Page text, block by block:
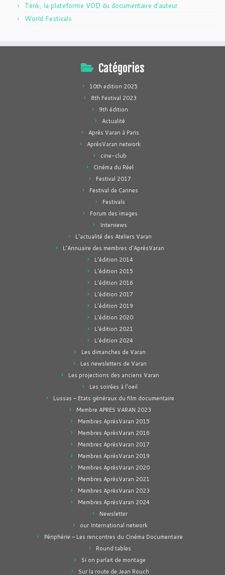
Tënk, la plateforme VOD du documentaire d'auteur
World Festivals
Catégories
10th edition 2025
8th Festival 2023
9th édition
Actualité
Après Varan à Paris
AprèsVaran network
cine-club
Cinéma du Réel
Festival 2017
Festival de Cannes
Festivals
Forum des images
Interviews
L'actualité des Ateliers Varan
L'Annuaire des membres d'AprèsVaran
L'édition 2014
L'édition 2015
L'édition 2016
L'édition 2017
L'édition 2019
L'édition 2020
L'édition 2021
L'édition 2024
Les dimanches de Varan
Les newsletters de Varan
Les projections des anciens Varan
Les soirées à l'oeil
Lussas – Etats généraux du film documentaire
Membre APRES VARAN 2023
Membres AprèsVaran 2015
Membres AprèsVaran 2016
Membres AprèsVaran 2017
Membres AprèsVaran 2019
Membres AprèsVaran 2020
Membres AprèsVaran 2021
Membres AprèsVaran 2023
Membres AprèsVaran 2024
Newsletter
our International network
Périphérie – Les rencontres du Cinéma Documentaire
Round tables
Si on parlait de montage
Sur la route de Jean Rouch